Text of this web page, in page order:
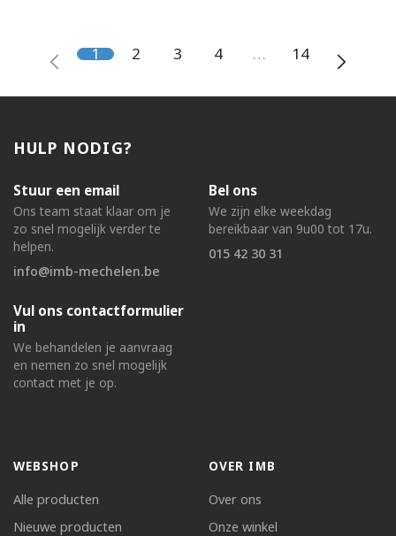
1 2 3 4 … 14
HULP NODIG?
Stuur een email
Ons team staat klaar om je
zo snel mogelijk verder te
helpen.
info@imb-mechelen.be
Bel ons
We zijn elke weekdag
bereikbaar van 9u00 tot 17u.
015 42 30 31
Vul ons contactformulier
in
We behandelen je aanvraag
en nemen zo snel mogelijk
contact met je op.
WEBSHOP
Alle producten
Nieuwe producten
OVER IMB
Over ons
Onze winkel